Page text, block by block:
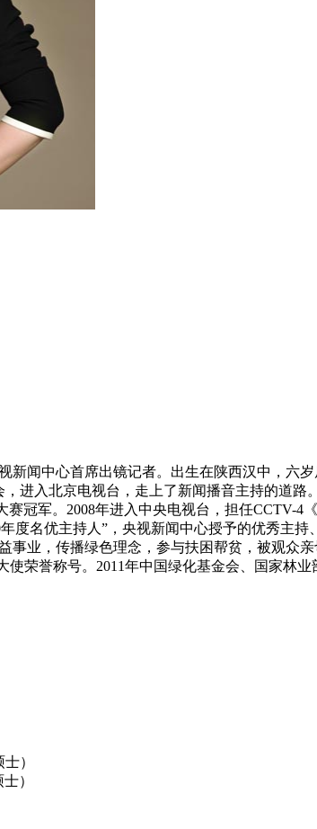
闻中心首席出镜记者。出生在陕西汉中，六
进入北京电视台，走上了新闻播音主持的道路。
冠军。2008年进入中央电视台，担任CCTV-4
度名优主持人”，央视新闻中心授予的优秀主
业，传播绿色理念，参与扶困帮贫，被观众
荣誉称号。2011年中国绿化基金会、国家林
）
）